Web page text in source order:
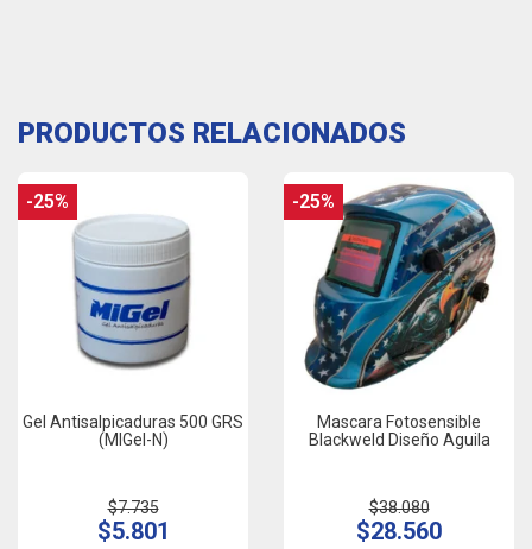
PRODUCTOS RELACIONADOS
Gel Antisalpicaduras 500 GRS
(MIGel-N)
$7.735
$5.801
-25%
Mascara Fotosensible
Blackweld Diseño Aguila
$38.080
$28.560
-25%